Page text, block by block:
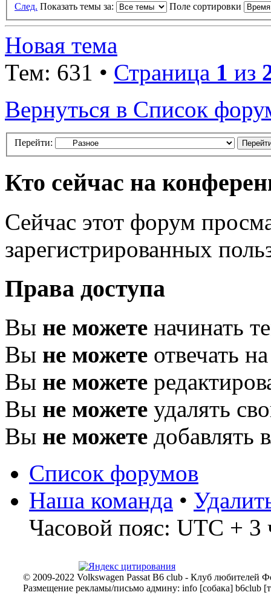
След. Показать темы за: Поле сортировки
Новая тема
Тем: 631 • Страница 1 из
Вернуться в Список
Перейти:
Кто сейчас на
Сейчас этот форум
зарегистрированных
Права доступа
Вы не можете начинать
Вы не можете отвечать
Вы не можете
Вы не можете удалять
Вы не можете добавлять
Список форумов
Наша команда •
Часовой пояс: UTC + 3
© 2009-2022 Volkswagen Passat B6 club - Клуб любителей
Размещение рекламы/письмо админу: info [собака] b6club